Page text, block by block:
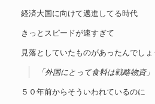
経済大国に向けて邁進してる時代
きっとスピードが速すぎて
見落としていたものがあったんでしょ
「外国にとって食料は戦略物資」
５０年前からそういわれているのに